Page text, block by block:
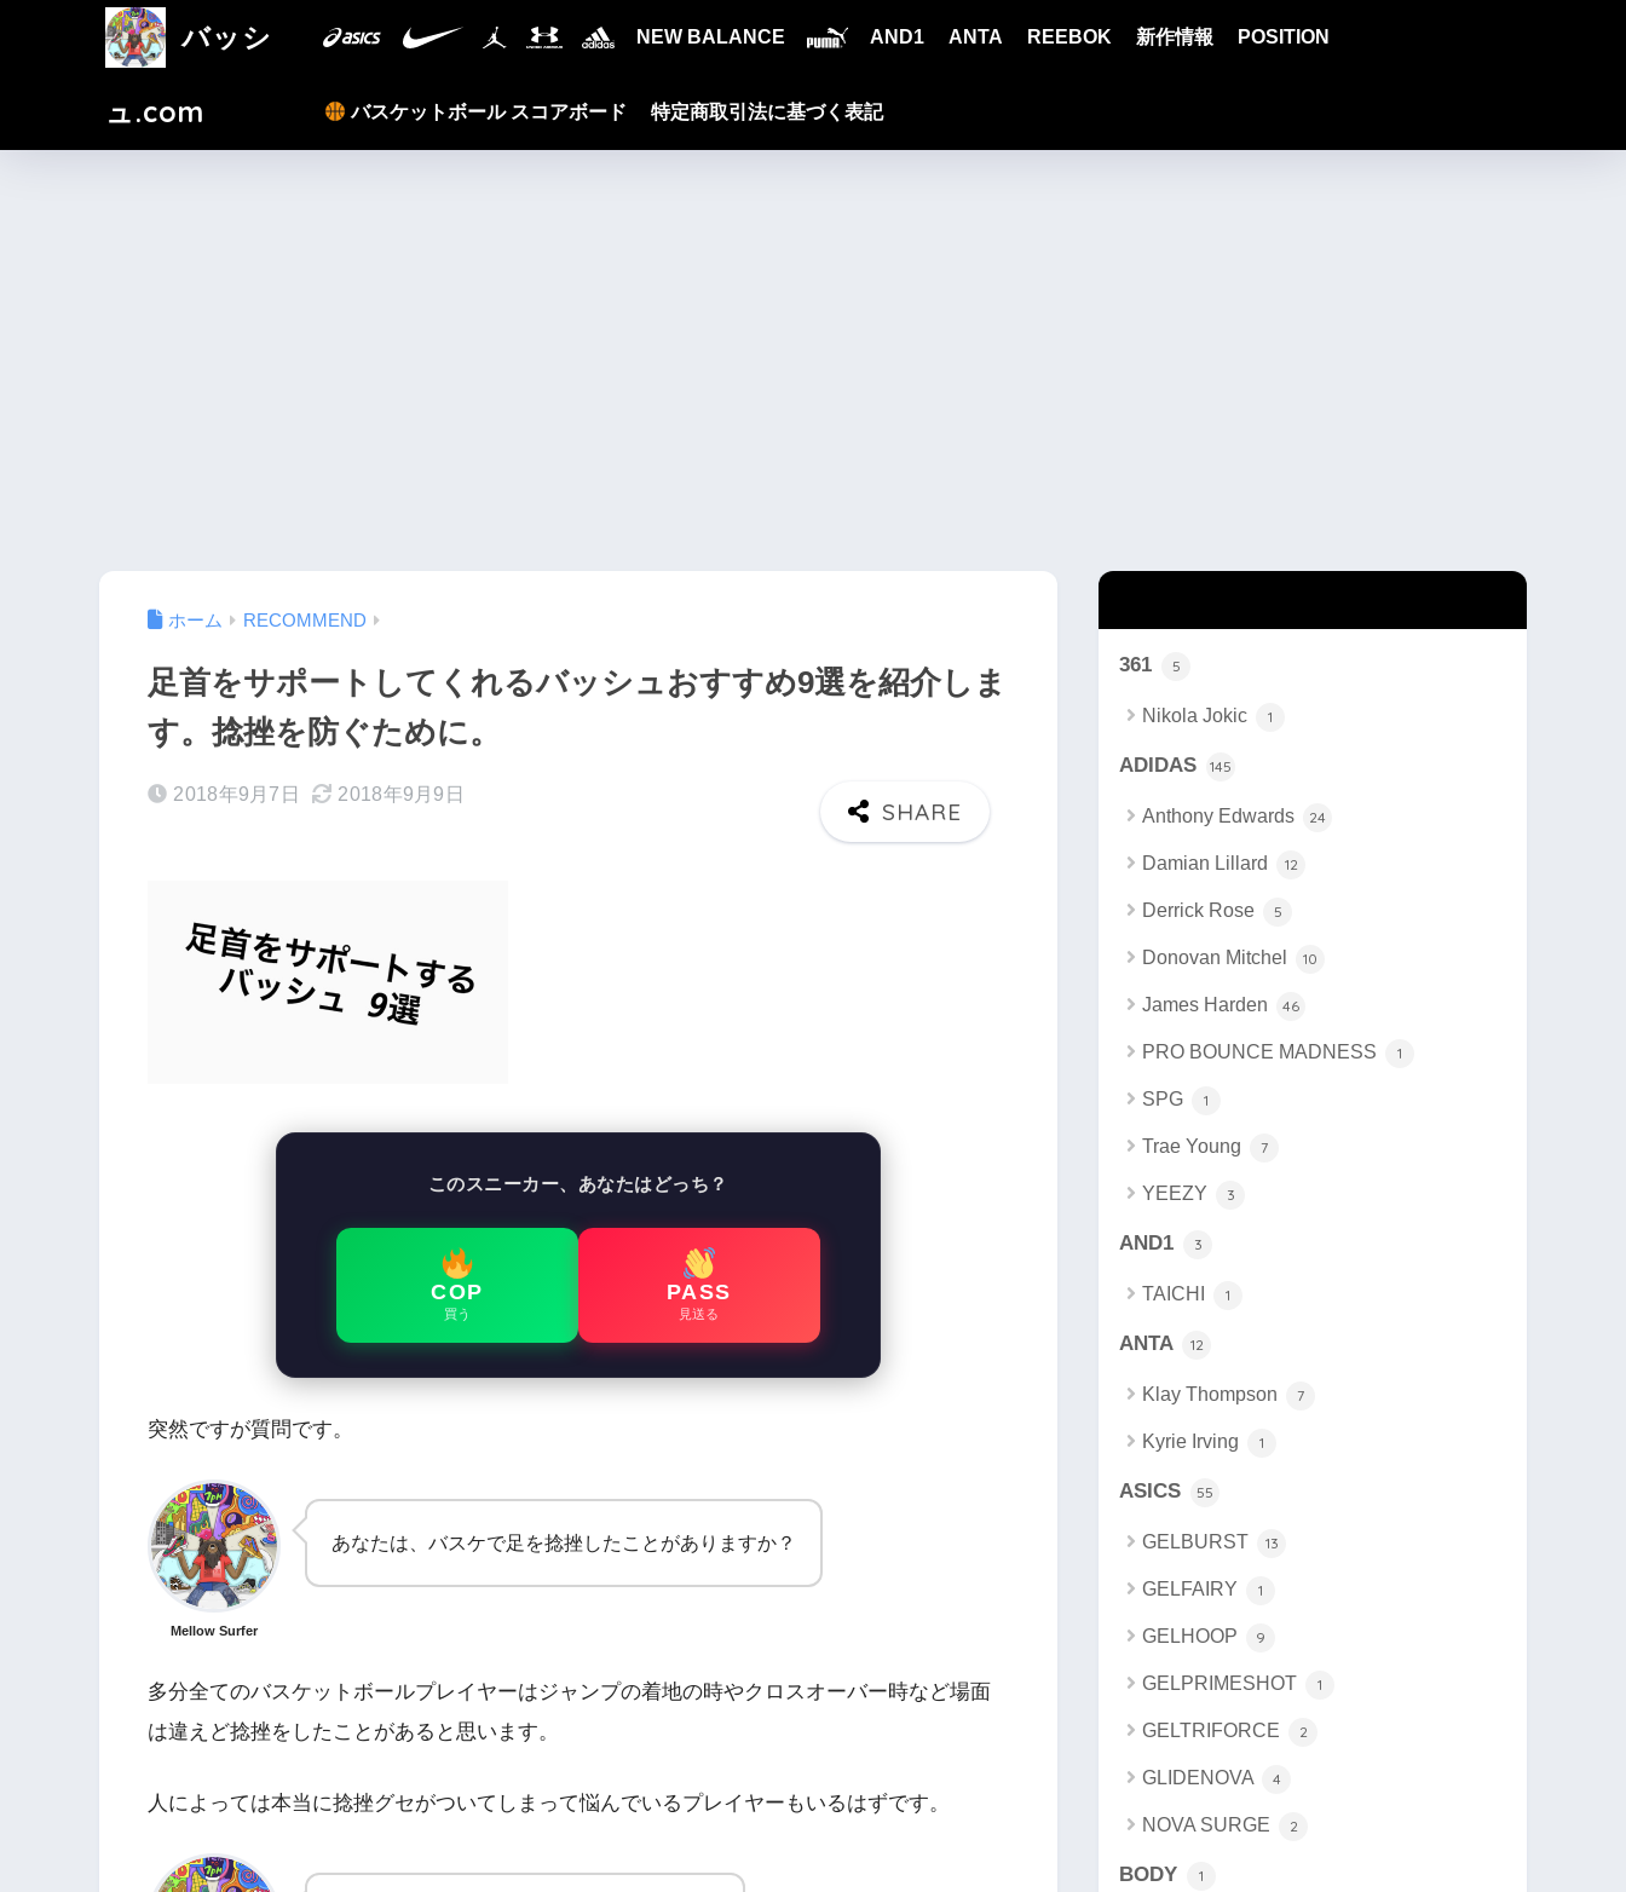
バッシ
ュ.com
NEW BALANCE AND1 ANTA REEBOK 新作情報 POSITION
バスケットボール スコアボード 特定商取引法に基づく表記
ホーム RECOMMEND
足首をサポートしてくれるバッシュおすすめ9選を紹介しま
す。捻挫を防ぐために。
2018年9月7日 2018年9月9日
このスニーカー、あなたはどっち？
COP
買う
PASS
見送る
突然ですが質問です。
Mellow Surfer
あなたは、バスケで足を捻挫したことがありますか？
多分全てのバスケットボールプレイヤーはジャンプの着地の時やクロスオーバー時など場面
は違えど捻挫をしたことがあると思います。
人によっては本当に捻挫グセがついてしまって悩んでいるプレイヤーもいるはずです。
361 5
Nikola Jokic 1
ADIDAS 145
Anthony Edwards 24
Damian Lillard 12
Derrick Rose 5
Donovan Mitchel 10
James Harden 46
PRO BOUNCE MADNESS 1
SPG 1
Trae Young 7
YEEZY 3
AND1 3
TAICHI 1
ANTA 12
Klay Thompson 7
Kyrie Irving 1
ASICS 55
GELBURST 13
GELFAIRY 1
GELHOOP 9
GELPRIMESHOT 1
GELTRIFORCE 2
GLIDENOVA 4
NOVA SURGE 2
BODY 1